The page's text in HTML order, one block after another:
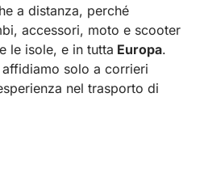
a distanza, perché
accessori, moto e scooter
le isole, e in tutta Europa.
solo a corrieri
nel trasporto di